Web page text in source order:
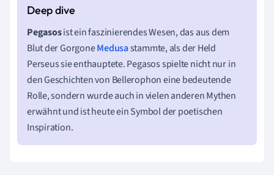
Pegasosist ein faszinierendes Wesen, das aus dem
Blut der GorgoneMedusastammte, als der Held
Perseus sie enthauptete. Pegasos spielte nicht nur in
den Geschichten von Bellerophon eine bedeutende
Rolle, sondern wurde auch in vielen anderen Mythen
erwähnt und ist heute ein Symbol der poetischen
Inspiration.